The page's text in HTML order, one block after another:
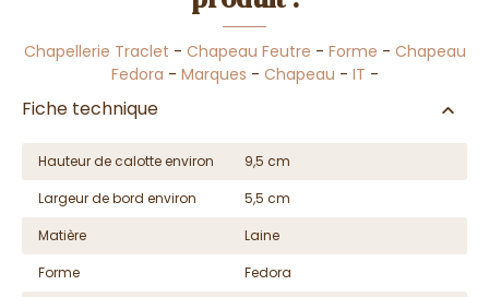
Chapellerie Traclet - Chapeau Feutre - Forme - Chapeau
Fedora - Marques - Chapeau - IT -
Fiche technique
Hauteur de calotte environ
9,5 cm
Largeur de bord environ
5,5 cm
Matière
Laine
Forme
Fedora